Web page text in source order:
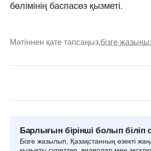
бөлімінің баспасөз қызметі.
Мәтіннен қате тапсаңыз,бізге
Барлығын бірінші болып
Бізге жазылып, Қазақстанның өзекті